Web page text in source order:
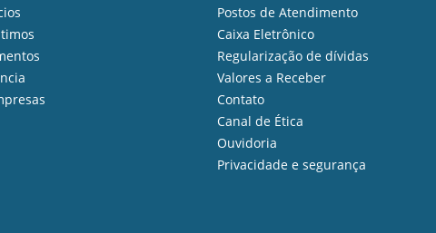
Postos de Atendimento
Caixa Eletrônico
Regularização de dívidas
Valores a Receber
Contato
Canal de Ética
Ouvidoria
Privacidade e segurança